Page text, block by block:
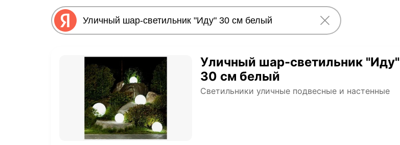
Уличный шар-светильник "Иду"
30 см белый
Светильники уличные подвесные и настенные